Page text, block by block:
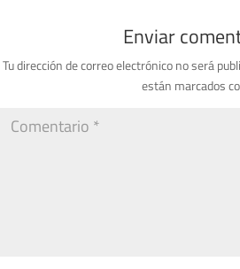
Enviar
Tu dirección de correo electrónico no será
están marcados